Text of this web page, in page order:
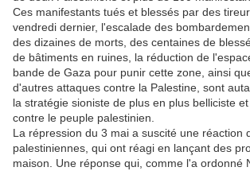
Ces manifestants tués et blessés par des
vendredi dernier, l'escalade des
des dizaines de morts, des centaines de
de bâtiments en ruines, la réduction de
bande de Gaza pour punir cette zone, ainsi
d'autres attaques contre la Palestine, sont
la stratégie sioniste de plus en plus belliciste
contre le peuple palestinien.
La répression du 3 mai a suscité une réaction
palestiniennes, qui ont réagi en lançant des
maison. Une réponse qui, comme l'a ordonné